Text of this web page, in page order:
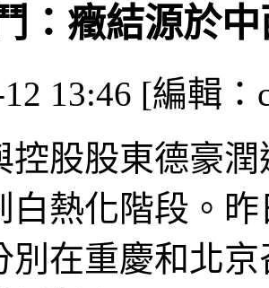
：癥結源於
13:46 [編輯：
控股股東德豪
白熱化階段。
別在重慶和北